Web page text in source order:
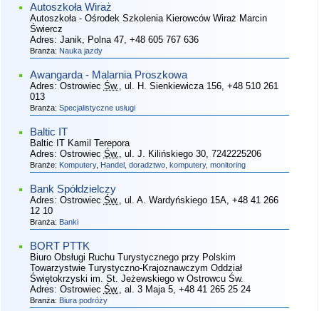
Autoszkoła Wiraż
Autoszkoła - Ośrodek Szkolenia Kierowców Wiraż Marcin
Świercz
Adres: Janik, Polna 47, +48 605 767 636
Branża: Nauka jazdy
Awangarda - Malarnia Proszkowa
Adres: Ostrowiec Św. , ul. H. Sienkiewicza 156, +48 510 261
013
Branża: Specjalistyczne usługi
Baltic IT
Baltic IT Kamil Terepora
Adres: Ostrowiec Św. , ul. J. Kilińskiego 30, 7242225206
Branże: Komputery, Handel, doradztwo, komputery, monitoring
Bank Spółdzielczy
Adres: Ostrowiec Św. , ul. A. Wardyńskiego 15A, +48 41 266
12 10
Branża: Banki
BORT PTTK
Biuro Obsługi Ruchu Turystycznego przy Polskim
Towarzystwie Turystyczno-Krajoznawczym Oddział
Świętokrzyski im. St. Jeżewskiego w Ostrowcu Św.
Adres: Ostrowiec Św. , al. 3 Maja 5, +48 41 265 25 24
Branża: Biura podróży